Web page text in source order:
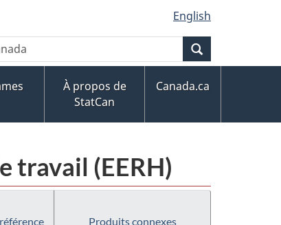
English
À propos de
StatCan
Canada.ca
travail (EERH)
Produits connexes